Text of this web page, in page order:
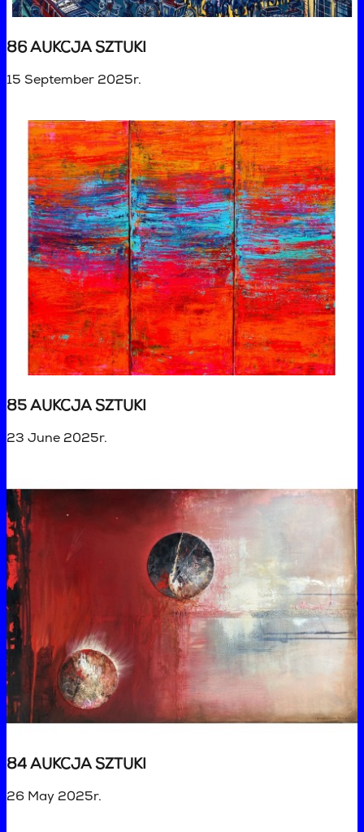
86 AUKCJA SZTUKI
15 September 2025r.
85 AUKCJA SZTUKI
23 June 2025r.
84 AUKCJA SZTUKI
26 May 2025r.